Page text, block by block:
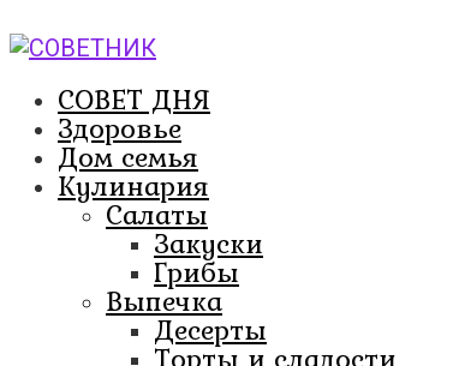
к
СОВЕТ ДНЯ
Здоровье
Дом семья
Кулинария
Салаты
Закуски
Грибы
Выпечка
Десерты